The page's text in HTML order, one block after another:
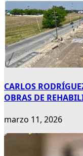
CARLOS
OBRAS DE
marzo 11, 2026